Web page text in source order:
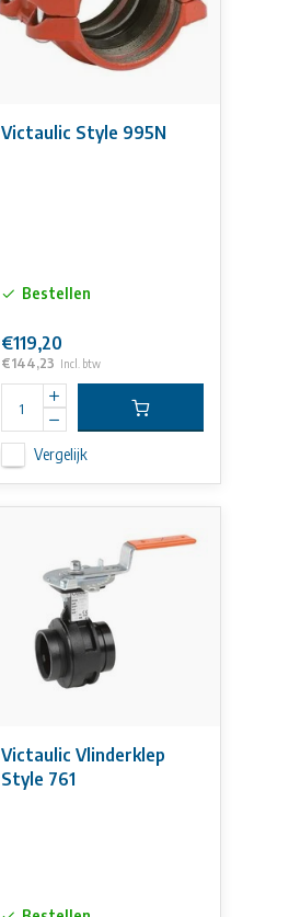
Victaulic Style 995N
Bestellen
€119,20
€144,23 Incl. btw
Vergelijk
Victaulic Vlinderklep
Style 761